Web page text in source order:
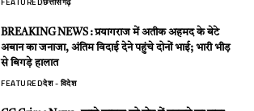
BREAKING NEWS : प्रयागराज में अतीक अहमद के बेटे
अबान का जनाजा, अंतिम विदाई देने पहुंचे दोनों भाई; भारी भीड़
से बिगड़े हालात
FEATUREDदेश - विदेश